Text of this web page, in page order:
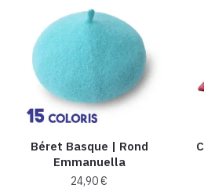
variations.
Les
options
peuvent
être
choisies
sur
la
page
du
Béret Basque | Rond
Emmanuella
24,90€